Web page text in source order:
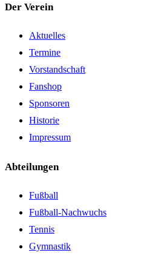
Der Verein
Aktuelles
Termine
Vorstandschaft
Fanshop
Sponsoren
Historie
Impressum
Abteilungen
Fußball
Fußball-Nachwuchs
Tennis
Gymnastik